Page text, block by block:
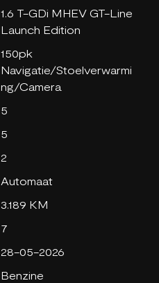
1.6 T-GDi MHEV GT-Line
Launch Edition
150pk
Navigatie/Stoelverwarmi
ng/Camera
5
5
2
Automaat
3.189 KM
7
28-05-2026
Benzine